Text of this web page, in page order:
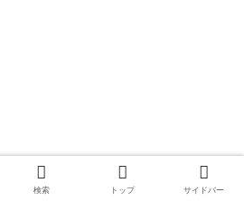
検索 トップ サイドバー